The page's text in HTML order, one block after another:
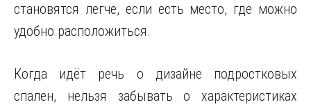
становятся легче, если есть место, где можно
удобно расположиться.
Когда идёт речь о дизайне подростковых
спален, нельзя забывать о характеристиках